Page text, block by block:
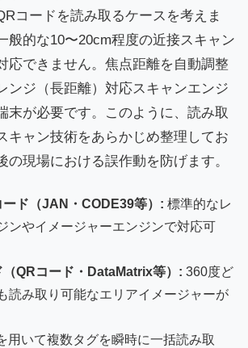
コードを読み取るケースを考えま
般的な10〜20cm程度の近接スキャン
応できません。焦点距離を自動調整
ンジ（長距離）対応スキャンエンジ
末が必要です。このように、読み取
キャン技術をあらかじめ整理してお
の現場における誤作動を防げます。
ード（JAN・CODE39等）: 標準的なレ
ンやイメージャーエンジンで対応可
（QRコード・DataMatrix等）: 360度ど
読み取り可能なエリアイメージャーが
用いて複数タグを瞬時に一括読み取